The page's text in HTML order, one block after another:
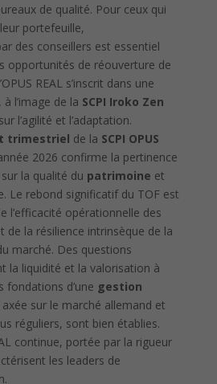
de qualité. Pour ceux qui
portefeuille,
des conseillers est essentiel
opportunités de réouverture de
REAL s’inscrit dans une
l’image de la SCPI Iroko Zen
l’agilité et l’adaptation.
trimestriel de la SCPI OPUS
2026 confirme la pertinence
la qualité du patrimoine et
Le rebond significatif du TOF est
l’efficacité opérationnelle des
de la résilience intrinsèque de la
marché. Des questions
la liquidité et la valorisation à
fondations d’une gestion
sur le marché allemand et
réguliers, sont bien établies.
continue, portée par la rigueur
les leaders de